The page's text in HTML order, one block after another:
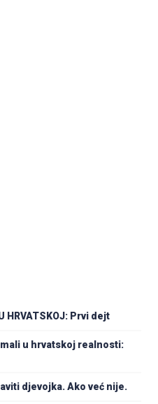
HRVATSKOJ: Prvi dejt
u hrvatskoj realnosti:
djevojka. Ako već nije.